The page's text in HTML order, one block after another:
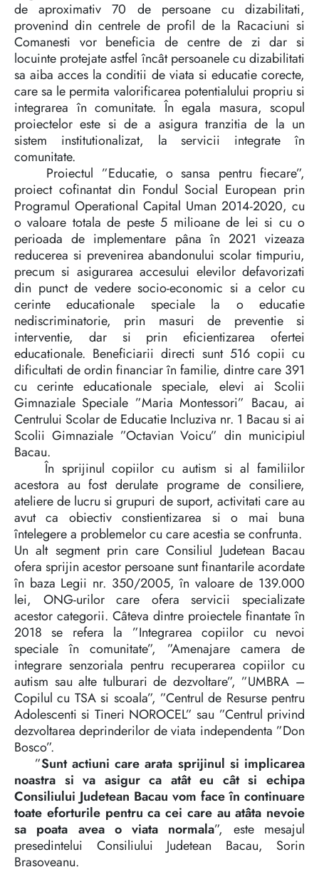
de aproximativ 70 de persoane cu dizabilitati,
provenind din centrele de profil de la Racaciuni si
Comanesti vor beneficia de centre de zi dar si
locuinte protejate astfel încât persoanele cu dizabilitati
sa aiba acces la conditii de viata si educatie corecte,
care sa le permita valorificarea potentialului propriu si
integrarea în comunitate. În egala masura, scopul
proiectelor este si de a asigura tranzitia de la un
sistem institutionalizat, la servicii integrate în
comunitate.
Proiectul ”Educatie, o sansa pentru fiecare”,
proiect cofinantat din Fondul Social European prin
Programul Operational Capital Uman 2014-2020, cu
o valoare totala de peste 5 milioane de lei si cu o
perioada de implementare pâna în 2021 vizeaza
reducerea si prevenirea abandonului scolar timpuriu,
precum si asigurarea accesului elevilor defavorizati
din punct de vedere socio-economic si a celor cu
cerinte educationale speciale la o educatie
nediscriminatorie, prin masuri de preventie si
interventie, dar si prin eficientizarea ofertei
educationale. Beneficiarii directi sunt 516 copii cu
dificultati de ordin financiar în familie, dintre care 391
cu cerinte educationale speciale, elevi ai Scolii
Gimnaziale Speciale ”Maria Montessori” Bacau, ai
Centrului Scolar de Educatie Incluziva nr. 1 Bacau si ai
Scolii Gimnaziale ”Octavian Voicu” din municipiul
Bacau.
În sprijinul copiilor cu autism si al familiilor
acestora au fost derulate programe de consiliere,
ateliere de lucru si grupuri de suport, activitati care au
avut ca obiectiv constientizarea si o mai buna
întelegere a problemelor cu care acestia se confrunta.
Un alt segment prin care Consiliul Judetean Bacau
ofera sprijin acestor persoane sunt finantarile acordate
în baza Legii nr. 350/2005, în valoare de 139.000
lei, ONG-urilor care ofera servicii specializate
acestor categorii. Câteva dintre proiectele finantate în
2018 se refera la ”Integrarea copiilor cu nevoi
speciale în comunitate”, ”Amenajare camera de
integrare senzoriala pentru recuperarea copiilor cu
autism sau alte tulburari de dezvoltare”, ”UMBRA –
Copilul cu TSA si scoala”, ”Centrul de Resurse pentru
Adolescenti si Tineri NOROCEL” sau ”Centrul privind
dezvoltarea deprinderilor de viata independenta ”Don
Bosco”.
”Sunt actiuni care arata sprijinul si implicarea
noastra si va asigur ca atât eu cât si echipa
Consiliului Judetean Bacau vom face în continuare
toate eforturile pentru ca cei care au atâta nevoie
sa poata avea o viata normala”, este mesajul
presedintelui Consiliului Judetean Bacau, Sorin
Brasoveanu.